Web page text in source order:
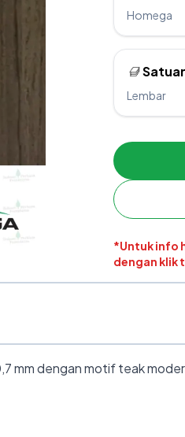
Homega
Lembar
*Untuk info
dengan klik
mm dengan motif teak